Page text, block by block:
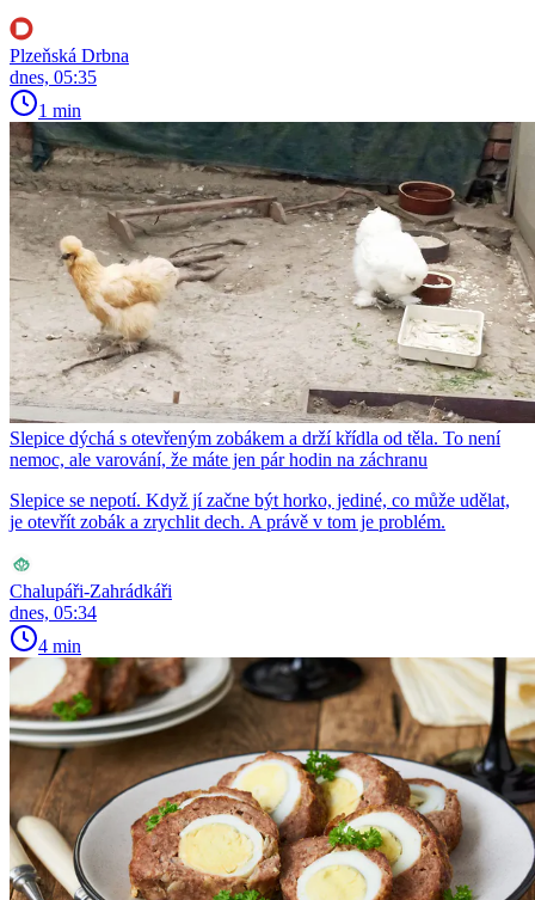
Plzeňská Drbna
dnes, 05:35
1 min
Slepice dýchá s otevřeným zobákem a drží křídla od těla. To není
nemoc, ale varování, že máte jen pár hodin na záchranu
Slepice se nepotí. Když jí začne být horko, jediné, co může udělat,
je otevřít zobák a zrychlit dech. A právě v tom je problém.
Chalupáři-Zahrádkáři
dnes, 05:34
4 min